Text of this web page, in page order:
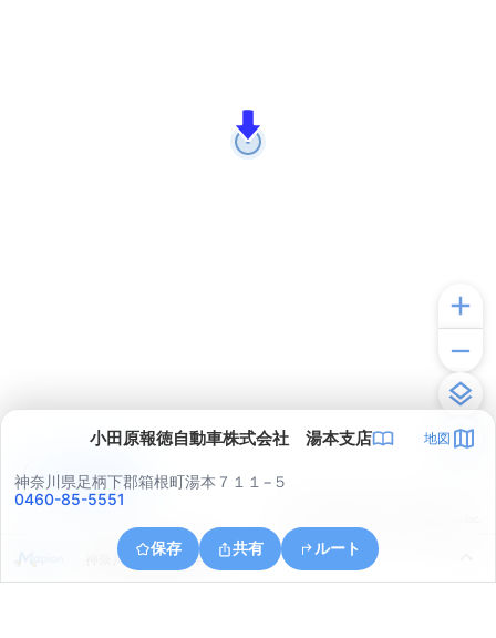
小田原報徳自動車株式会社 湯本支店 地図
神奈川県足柄下郡箱根町湯本７１１−５
0460-85-5551
保存 共有 ルート
神奈川県小田原市早川
アプリで見る